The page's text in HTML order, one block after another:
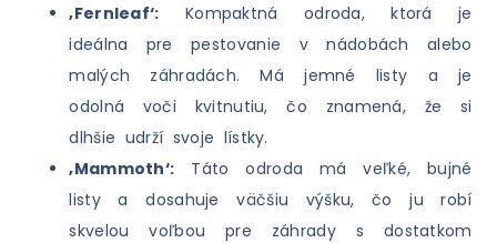
‚Fernleaf‘: Kompaktná odroda, ktorá je
ideálna pre pestovanie v nádobách alebo
malých záhradách. Má jemné listy a je
odolná voči kvitnutiu, čo znamená, že si
dlhšie udrží svoje lístky.
‚Mammoth‘: Táto odroda má veľké, bujné
listy a dosahuje väčšiu výšku, čo ju robí
skvelou voľbou pre záhrady s dostatkom